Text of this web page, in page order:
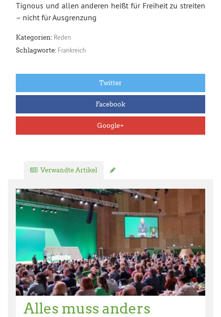
Tignous und allen anderen heißt für Freiheit zu streiten
– nicht für Ausgrenzung
Kategorien: Reden
Schlagworte: Frankreich
Twitter
Facebook
Google+
Verwandte Artikel
Alles muss anders